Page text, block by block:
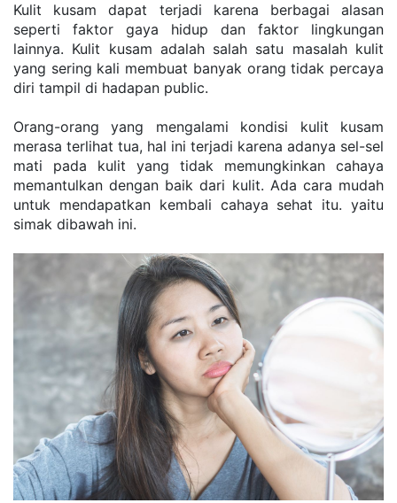
Kulit kusam dapat terjadi karena berbagai alasan
seperti faktor gaya hidup dan faktor lingkungan
lainnya. Kulit kusam adalah salah satu masalah kulit
yang sering kali membuat banyak orang tidak percaya
diri tampil di hadapan public.
Orang-orang yang mengalami kondisi kulit kusam
merasa terlihat tua, hal ini terjadi karena adanya sel-sel
mati pada kulit yang tidak memungkinkan cahaya
memantulkan dengan baik dari kulit. Ada cara mudah
untuk mendapatkan kembali cahaya sehat itu. yaitu
simak dibawah ini.